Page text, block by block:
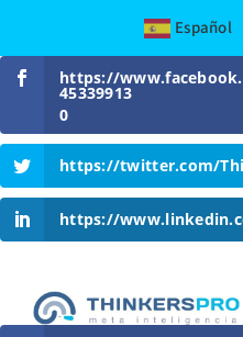
Español
Skip
to
content
https://
45339913
0
https://twitter.com/
https://